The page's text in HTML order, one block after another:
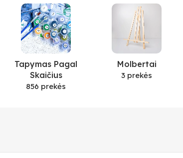
Tapymas Pagal
Skaičius
856 prekės
Molbertai
3 prekės